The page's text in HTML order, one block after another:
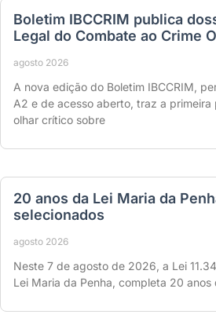
Boletim IBCCRIM publica
Legal do Combate ao Crime
agosto 2026
A nova edição do Boletim IBCCRIM,
A2 e de acesso aberto, traz a primeira
olhar crítico sobre
20 anos da Lei Maria da
selecionados
agosto 2026
Neste 7 de agosto de 2026, a Lei
Lei Maria da Penha, completa 20 anos